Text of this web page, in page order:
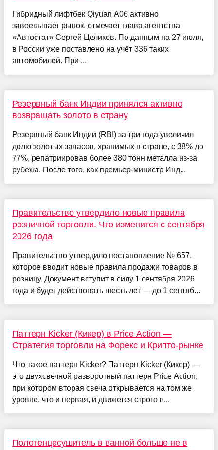
Гибридный лифтбек Qiyuan A06 активно
завоевывает рынок, отмечает глава агентства
«Автостат» Сергей Целиков. По данным на 27 июля,
в России уже поставлено на учёт 336 таких
автомобилей. При ...
Резервный банк Индии принялся активно
возвращать золото в страну
Резервный банк Индии (RBI) за три года увеличил
долю золотых запасов, хранимых в стране, с 38% до
77%, репатриировав более 380 тонн металла из-за
рубежа. После того, как премьер-министр Инд...
Правительство утвердило новые правила
розничной торговли. Что изменится с сентября
2026 года
Правительство утвердило постановление № 657,
которое вводит новые правила продажи товаров в
розницу. Документ вступит в силу 1 сентября 2026
года и будет действовать шесть лет — до 1 сентяб...
Паттерн Kicker (Кикер) в Price Action —
Стратегия торговли на Форекс и Крипто-рынке
Что такое паттерн Kicker? Паттерн Kicker (Кикер) —
это двухсвечной разворотный паттерн Price Action,
при котором вторая свеча открывается на том же
уровне, что и первая, и движется строго в...
Полотенцесушитель в ванной больше не в